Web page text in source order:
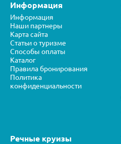
Информация
Информация
Наши партнеры
Карта сайта
Статьи о туризме
Способы оплаты
Каталог
Правила бронирования
Политика
конфиденциальности
Речные круизы